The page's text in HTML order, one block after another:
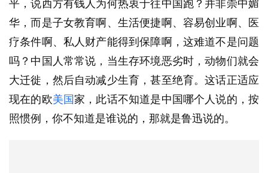
平，说西方有钱人为何热衷于往中国跑？并非崇中媚
华，而是子女教育啊、生活便捷啊、容易创业啊、医
疗条件啊、私人财产能得到保障啊，这难道不是问题
吗？中国人常常说，当生存环境恶劣时，动物们就会
大迁徙，然后自动减少生育，甚至绝育。这话正适应
现在的欧美国 家，此话不知道是中国哪个人说的，按
照惯例，你不知道是谁说的，那就是鲁迅说的。